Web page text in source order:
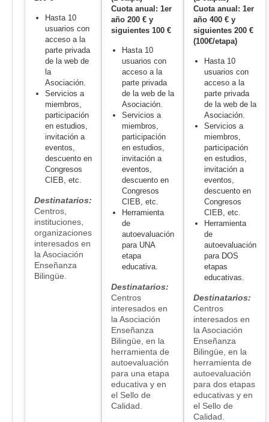
Hasta 10
usuarios con
acceso a la
parte privada
de la web de
la
Asociación.
Servicios a
miembros,
participación
en estudios,
invitación a
eventos,
descuento en
Congresos
CIEB, etc.
Destinatarios:
Centros,
instituciones,
organizaciones
interesados en
la Asociación
Enseñanza
Bilingüe.
Cuota anual: 1er
año 200 € y
siguientes 100 €
Hasta 10
usuarios con
acceso a la
parte privada
de la web de la
Asociación.
Servicios a
miembros,
participación
en estudios,
invitación a
eventos,
descuento en
Congresos
CIEB, etc.
Herramienta
de
autoevaluación
para UNA
etapa
educativa.
Destinatarios:
Centros
interesados en
la Asociación
Enseñanza
Bilingüe, en la
herramienta de
autoevaluación
para una etapa
educativa y en
el Sello de
Calidad.
Cuota anual: 1er
año 400 € y
siguientes 200 €
(100€/etapa)
Hasta 10
usuarios con
acceso a la
parte privada
de la web de la
Asociación.
Servicios a
miembros,
participación
en estudios,
invitación a
eventos,
descuento en
Congresos
CIEB, etc.
Herramienta
de
autoevaluación
para DOS
etapas
educativas.
Destinatarios:
Centros
interesados en
la Asociación
Enseñanza
Bilingüe, en la
herramienta de
autoevaluación
para dos etapas
educativas y en
el Sello de
Calidad.